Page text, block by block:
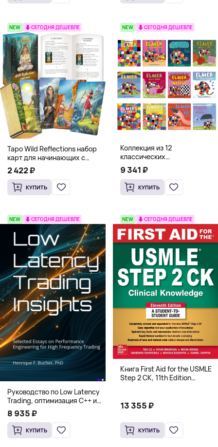
NEW СЕГОДНЯ ДЕШЕВЛЕ
Таро Wild Reflections набор
карт для начинающих с
книгой (78 карт, золочёные
края)
2 422 ₽
КУПИТЬ
NEW СЕГОДНЯ ДЕШЕВЛЕ
Коллекция из 12
классических
иллюстрированных книг об
Элмере от Дэвида Макки
9 341 ₽
КУПИТЬ
NEW СЕГОДНЯ ДЕШЕВЛЕ
Руководство по Low Latency
Trading, оптимизация C++ и
системная архитектура для
HFT
8 935 ₽
КУПИТЬ
NEW СЕГОДНЯ ДЕШЕВЛЕ
Книга First Aid for the USMLE
Step 2 CK, 11th Edition
13 355 ₽
КУПИТЬ